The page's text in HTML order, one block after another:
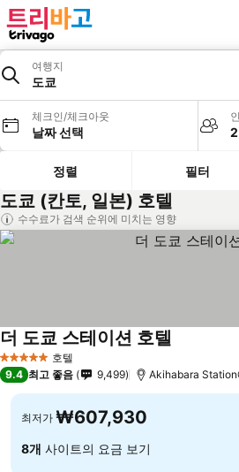
여행지
도쿄
체크인/체크아웃
날짜 선택
정렬 필터
도쿄 (칸토, 일본) 호텔
수수료가 검색 순위에 미치는 영향
5 성급 호텔
더 도쿄 스테이션 호텔
9.4 최고 좋음 9,499 Akihabara Station
최저가 ₩607,930
8개 사이트의 요금 보기